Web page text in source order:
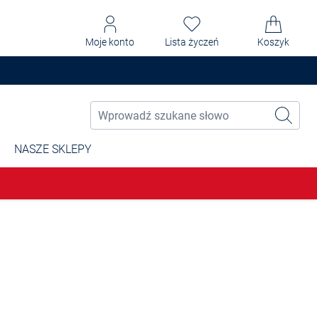
Moje konto Lista życzeń Koszyk
NASZE SKLEPY